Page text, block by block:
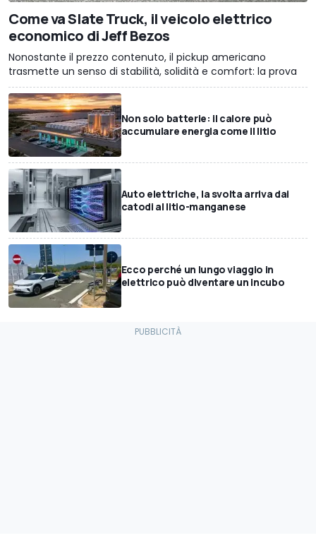
Come va Slate Truck, il veicolo elettrico
economico di Jeff Bezos
Nonostante il prezzo contenuto, il pickup americano
trasmette un senso di stabilità, solidità e comfort: la prova
Non solo batterie: il calore può
accumulare energia come il litio
Auto elettriche, la svolta arriva dai
catodi al litio-manganese
Ecco perché un lungo viaggio in
elettrico può diventare un incubo